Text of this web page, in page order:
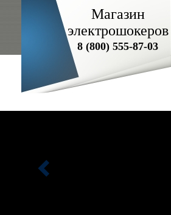
Магазин
электрошокеров
8 (800) 555-87-03